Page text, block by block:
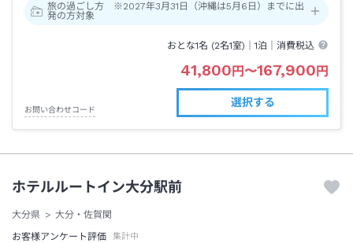
旅の過ごし方 ※2027年3月31日（沖縄は5月6日）までに出
発の方対象
おとな1名 (2名1室)｜1泊 ｜消費税込
41,800 円 〜167,900 円
お問い合わせコード
選択する
ホテルルートイン大分駅前
大分県
大分・佐賀関
お客様アンケート評価
集計中